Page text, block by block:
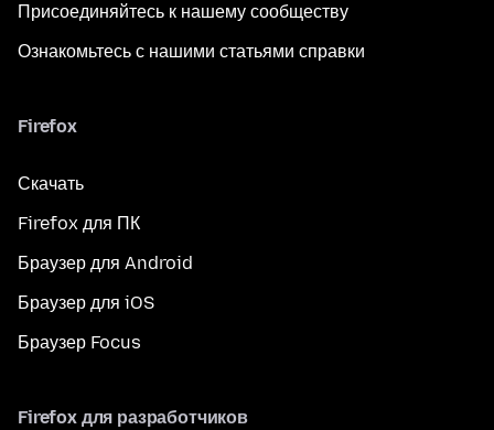
Присоединяйтесь к нашему сообществу
Ознакомьтесь с нашими статьями справки
Firefox
Скачать
Firefox для ПК
Браузер для Android
Браузер для iOS
Браузер Focus
Firefox для разработчиков